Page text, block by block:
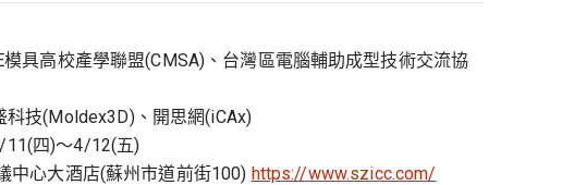
模具高校產學聯盟(CMSA)、台灣區電腦輔助成型技術交流協
科技(Moldex3D)、開思網(iCAx)
11(四)～4/12(五)
中心大酒店(蘇州市道前街100) https://www.szicc.com/